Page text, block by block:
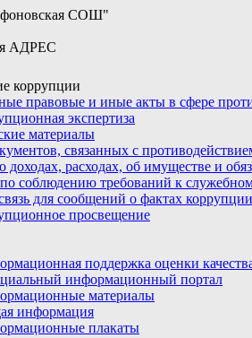
СОШ"
АДРЕС
коррупции
правовые и иные акты в сфере
экспертиза
материалы
связанных с
доходах, расходах, об имуществе и
соблюдению требований к
для сообщений о фактах коррупции
просвещение
поддержка оценки
информационный портал
материалы
информация
плакаты